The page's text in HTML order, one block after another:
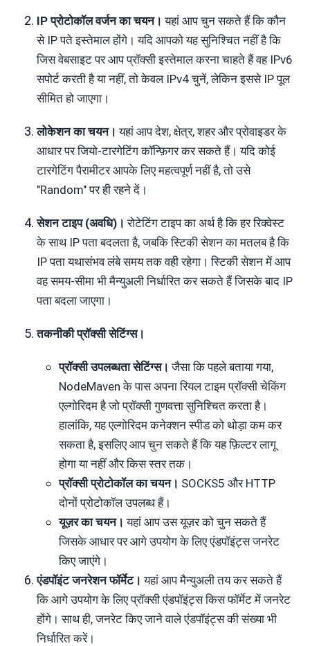
IP प्रोटोकॉल वर्जन का चयन। यहां आप चुन सकते हैं कि कौन
से IP पते इस्तेमाल होंगे। यदि आपको यह सुनिश्चित नहीं है कि
जिस वेबसाइट पर आप प्रॉक्सी इस्तेमाल करना चाहते हैं वह IPv6
सपोर्ट करती है या नहीं, तो केवल IPv4 चुनें, लेकिन इससे IP पूल
सीमित हो जाएगा।
लोकेशन का चयन। यहां आप देश, क्षेत्र, शहर और प्रोवाइडर के
आधार पर जियो-टारगेटिंग कॉन्फ़िगर कर सकते हैं। यदि कोई
टारगेटिंग पैरामीटर आपके लिए महत्वपूर्ण नहीं है, तो उसे
"Random" पर ही रहने दें।
सेशन टाइप (अवधि)। रोटेटिंग टाइप का अर्थ है कि हर रिक्वेस्ट
के साथ IP पता बदलता है, जबकि स्टिकी सेशन का मतलब है कि
IP पता यथासंभव लंबे समय तक वही रहेगा। स्टिकी सेशन में आप
वह समय-सीमा भी मैन्युअली निर्धारित कर सकते हैं जिसके बाद IP
पता बदला जाएगा।
तकनीकी प्रॉक्सी सेटिंग्स।
प्रॉक्सी उपलब्धता सेटिंग्स। जैसा कि पहले बताया गया,
NodeMaven के पास अपना रियल टाइम प्रॉक्सी चेकिंग
एल्गोरिदम है जो प्रॉक्सी गुणवत्ता सुनिश्चित करता है।
हालांकि, यह एल्गोरिदम कनेक्शन स्पीड को थोड़ा कम कर
सकता है, इसलिए आप चुन सकते हैं कि यह फ़िल्टर लागू
होगा या नहीं और किस स्तर तक।
प्रॉक्सी प्रोटोकॉल का चयन। SOCKS5 और HTTP
दोनों प्रोटोकॉल उपलब्ध हैं।
यूज़र का चयन। यहां आप उस यूज़र को चुन सकते हैं
जिसके आधार पर आगे उपयोग के लिए एंडपॉइंट्स जनरेट
किए जाएंगे।
एंडपॉइंट जनरेशन फॉर्मेट। यहां आप मैन्युअली तय कर सकते हैं
कि आगे उपयोग के लिए प्रॉक्सी एंडपॉइंट्स किस फॉर्मेट में जनरेट
होंगे। साथ ही, जनरेट किए जाने वाले एंडपॉइंट्स की संख्या भी
निर्धारित करें।